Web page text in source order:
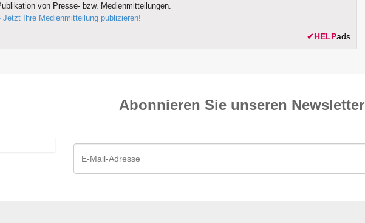
von Presse- bzw. Medienmitteilungen.
Jetzt Ihre Medienmitteilung publizieren!
✔HELPads
Abonnieren Sie unseren News­letter